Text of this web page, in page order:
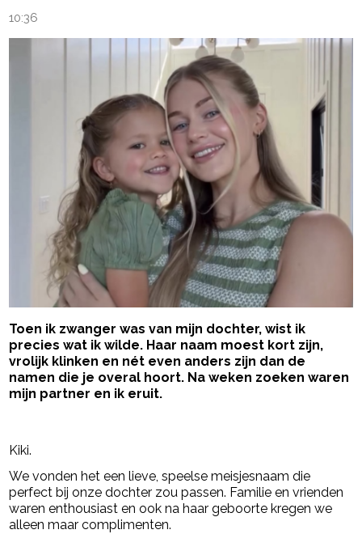
10:36
Toen ik zwanger was van mijn dochter, wist ik
precies wat ik wilde. Haar naam moest kort zijn,
vrolijk klinken en nét even anders zijn dan de
namen die je overal hoort. Na weken zoeken waren
mijn partner en ik eruit.
Kiki.
We vonden het een lieve, speelse meisjesnaam die
perfect bij onze dochter zou passen. Familie en vrienden
waren enthousiast en ook na haar geboorte kregen we
alleen maar complimenten.